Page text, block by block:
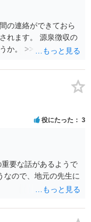
の連絡ができておら
れます。 源泉徴収の
か。 >>違法というこ
しい瞬間は生じるよ
同じく問題はありま
手方の担当者や上司
。
役にたった 3
要な話があるようで
なので、地元の先生に